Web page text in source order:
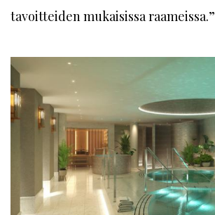
tavoitteiden mukaisissa raameissa.”